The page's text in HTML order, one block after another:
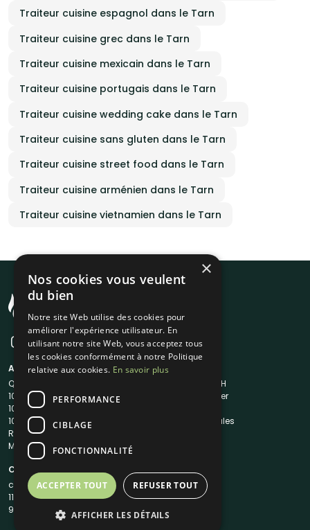
Traiteur cuisine espagnol dans le Tarn
Traiteur cuisine grec dans le Tarn
Traiteur cuisine mexicain dans le Tarn
Traiteur cuisine portugais dans le Tarn
Traiteur cuisine wedding cake dans le Tarn
Traiteur cuisine sans gluten dans le Tarn
Traiteur cuisine street food dans le Tarn
Traiteur cuisine arménien dans le Tarn
Traiteur cuisine vietnamien dans le Tarn
A propos
Qui sommes-nous ?
1001Salles
1001Salles PRO
1001DJ
Reserverunbar
MP2
Liens utiles
Traiteur en 48H
Nous contacter
Mentions légales
Contacts
contact@1001traiteurs.com
11 Rue Maurice Grandcoing
94200 Ivry-sur-Seine
×
Nos cookies vous veulent
du bien
Notre site Web utilise des cookies pour
améliorer l'expérience utilisateur. En
utilisant notre site Web, vous acceptez tous
les cookies conformément à notre Politique
relative aux cookies. En savoir plus
PERFORMANCE
CIBLAGE
FONCTIONNALITÉ
ACCEPTER TOUT REFUSER TOUT
AFFICHER LES DÉTAILS